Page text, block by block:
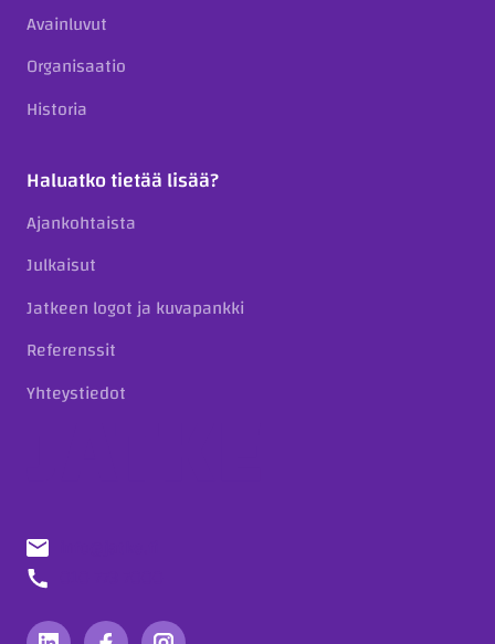
Avainluvut
Organisaatio
Historia
Haluatko tietää lisää?
Ajankohtaista
Julkaisut
Jatkeen logot ja kuvapankki
Referenssit
Yhteystiedot